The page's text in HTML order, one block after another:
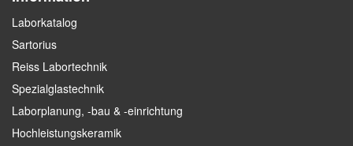
Laborkatalog
Sartorius
Reiss Labortechnik
Spezialglastechnik
Laborplanung, -bau & -einrichtung
Hochleistungskeramik